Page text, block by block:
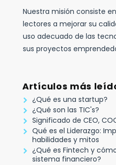
Nuestra misión consiste
lectores a mejorar su
uso adecuado de las
sus proyectos
Artículos más
¿Qué es una startup?
¿Qué son las TIC's?
Significado de CEO,
Qué es el Liderazgo:
habilidades y mitos
¿Qué es Fintech y
sistema financiero?